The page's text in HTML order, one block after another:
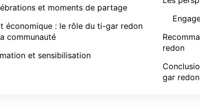
et moments de partage
économique : le rôle du ti-gar redon
communauté
et sensibilisation
redon
gar redon